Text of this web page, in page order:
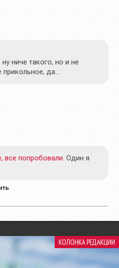
ниче такого, но и не
прикольное, да….
все попробовали. Один я
КОЛОНКА РЕДАКЦИИ